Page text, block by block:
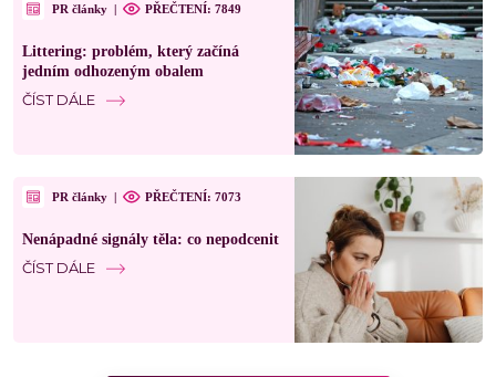
PR články | PŘEČTENÍ: 7849
Littering: problém, který začíná
jedním odhozeným obalem
ČÍST DÁLE
PR články | PŘEČTENÍ: 7073
Nenápadné signály těla: co nepodcenit
ČÍST DÁLE